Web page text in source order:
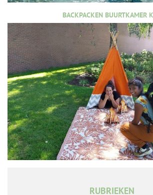
BACKPACKEN BUURTKAMER
RUBRIEKEN